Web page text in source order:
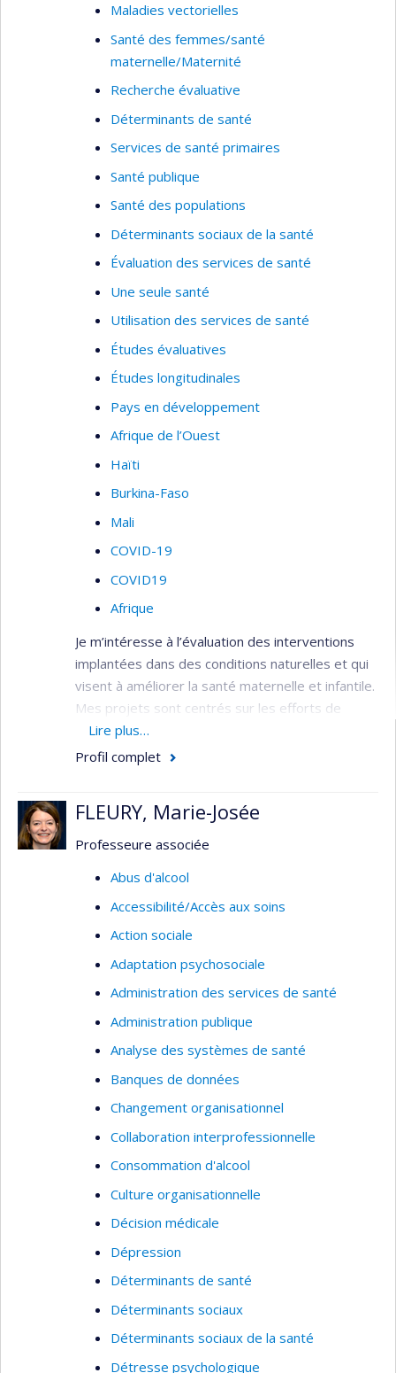
Maladies vectorielles
Santé des femmes/santé
maternelle/Maternité
Recherche évaluative
Déterminants de santé
Services de santé primaires
Santé publique
Santé des populations
Déterminants sociaux de la santé
Évaluation des services de santé
Une seule santé
Utilisation des services de santé
Études évaluatives
Études longitudinales
Pays en développement
Afrique de l’Ouest
Haïti
Burkina-Faso
Mali
COVID-19
COVID19
Afrique
Je m’intéresse à l’évaluation des interventions
implantées dans des conditions naturelles et qui
visent à améliorer la santé maternelle et infantile.
Mes projets sont centrés sur les efforts de
contrôle et d'élimination du paludisme (malaria),
ainsi que sur les politiques pour améliorer la
Lire plus…
Profil complet
FLEURY, Marie-Josée
Professeure associée
Abus d'alcool
Accessibilité/Accès aux soins
Action sociale
Adaptation psychosociale
Administration des services de santé
Administration publique
Analyse des systèmes de santé
Banques de données
Changement organisationnel
Collaboration interprofessionnelle
Consommation d'alcool
Culture organisationnelle
Décision médicale
Dépression
Déterminants de santé
Déterminants sociaux
Déterminants sociaux de la santé
Détresse psychologique